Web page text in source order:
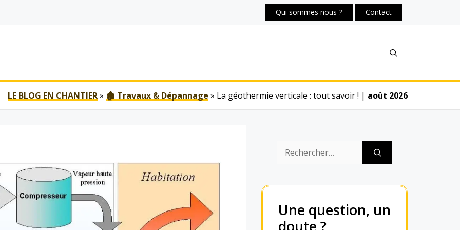
Qui sommes nous ? Contact
LE BLOG EN CHANTIER» 🏚 Travaux & Dépannage » La géothermie verticale : tout savoir ! | août 2026
Une question, un
doute ?